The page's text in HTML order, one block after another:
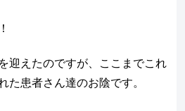
迎えたのですが、ここまでこれ
た患者さん達のお陰です。